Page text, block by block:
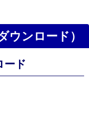
ウンロード）
ード